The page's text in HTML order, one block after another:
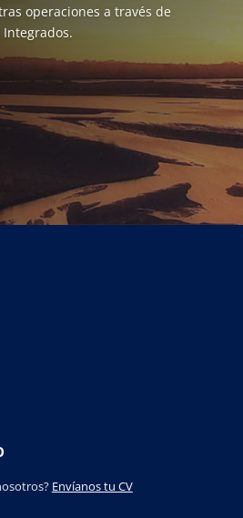
operaciones a través de
Envíanos tu CV